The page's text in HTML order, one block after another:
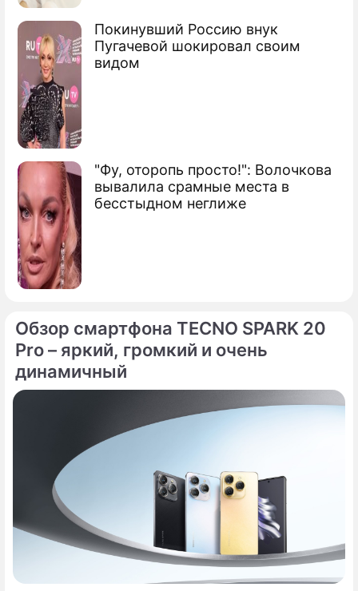
Покинувший Россию внук
Пугачевой шокировал своим
видом
"Фу, оторопь просто!": Волочкова
вывалила срамные места в
бесстыдном неглиже
Обзор смартфона TECNO SPARK 20
Pro – яркий, громкий и очень
динамичный